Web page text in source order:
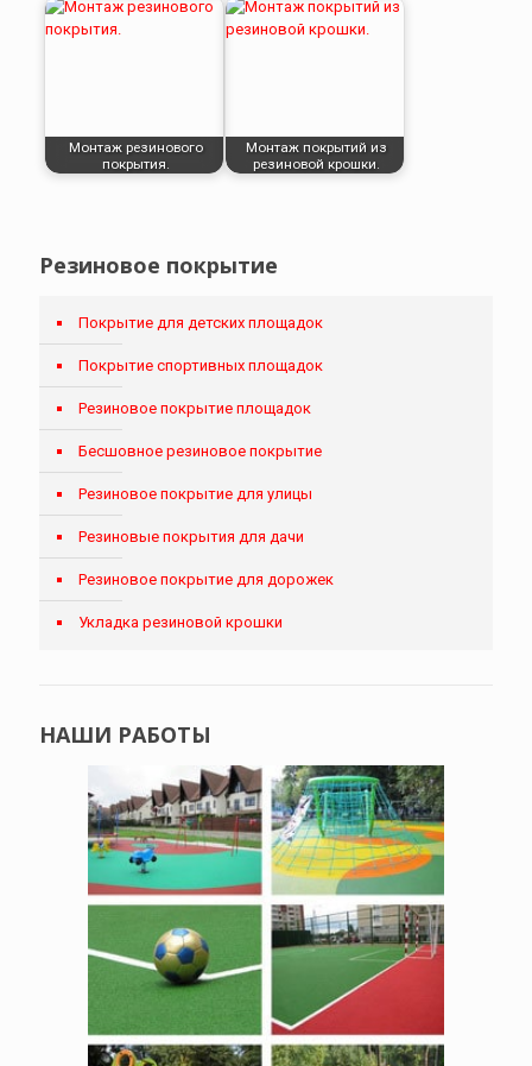
Монтаж резинового
покрытия.
Монтаж покрытий из
резиновой крошки.
Резиновое покрытие
Покрытие для детских площадок
Покрытие спортивных площадок
Резиновое покрытие площадок
Бесшовное резиновое покрытие
Резиновое покрытие для улицы
Резиновые покрытия для дачи
Резиновое покрытие для дорожек
Укладка резиновой крошки
НАШИ РАБОТЫ